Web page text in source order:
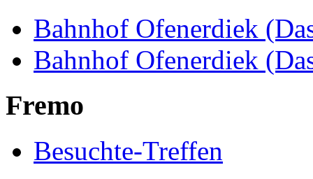
Bahnhof Ofenerdiek
Bahnhof Ofenerdiek
Fremo
Besuchte-Treffen